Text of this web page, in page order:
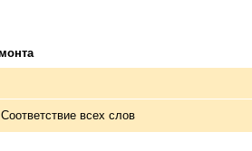
Соответствие всех слов